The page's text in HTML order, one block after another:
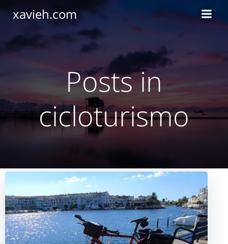
xavieh.com
Posts in
cicloturismo